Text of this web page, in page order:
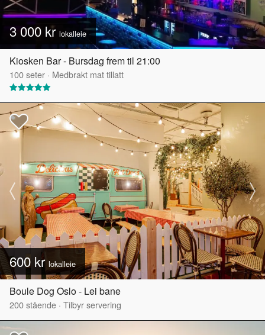
3 000 kr lokalleie
Kiosken Bar - Bursdag frem til 21:00
100seter · Medbrakt mat tillatt
600 kr lokalleie
Boule Dog Oslo - Lei bane
200stående · Tilbyr servering